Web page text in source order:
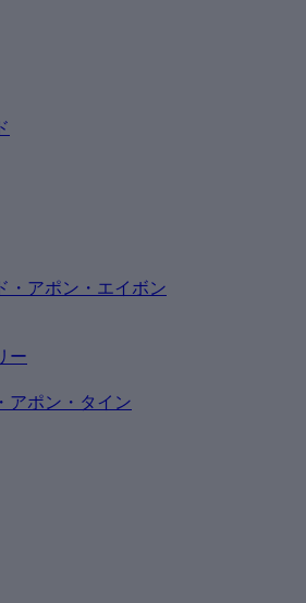
・アポン・エイボン
ー
アポン・タイン